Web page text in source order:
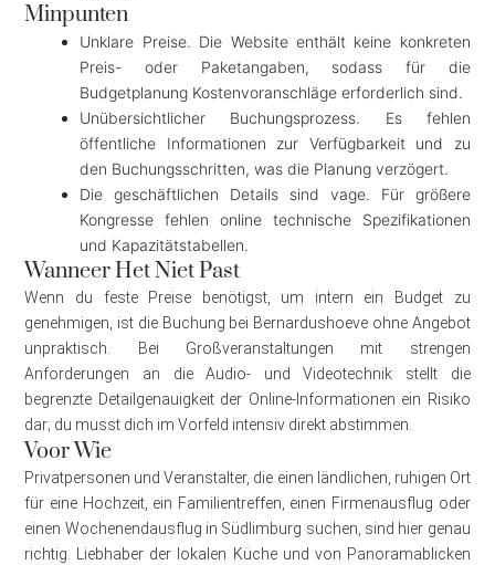
Minpunten
Unklare Preise. Die Website enthält keine konkreten
Preis- oder Paketangaben, sodass für die
Budgetplanung Kostenvoranschläge erforderlich sind.
Unübersichtlicher Buchungsprozess. Es fehlen
öffentliche Informationen zur Verfügbarkeit und zu
den Buchungsschritten, was die Planung verzögert.
Die geschäftlichen Details sind vage. Für größere
Kongresse fehlen online technische Spezifikationen
und Kapazitätstabellen.
Wanneer Het Niet Past
Wenn du feste Preise benötigst, um intern ein Budget zu
genehmigen, ist die Buchung bei Bernardushoeve ohne Angebot
unpraktisch. Bei Großveranstaltungen mit strengen
Anforderungen an die Audio- und Videotechnik stellt die
begrenzte Detailgenauigkeit der Online-Informationen ein Risiko
dar; du musst dich im Vorfeld intensiv direkt abstimmen.
Voor Wie
Privatpersonen und Veranstalter, die einen ländlichen, ruhigen Ort
für eine Hochzeit, ein Familientreffen, einen Firmenausflug oder
einen Wochenendausflug in Südlimburg suchen, sind hier genau
richtig. Liebhaber der lokalen Küche und von Panoramablicken